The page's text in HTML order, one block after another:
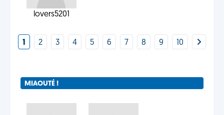
lovers5201
1 2 3 4 5 6 7 8 9 10
MIAOUTÉ !